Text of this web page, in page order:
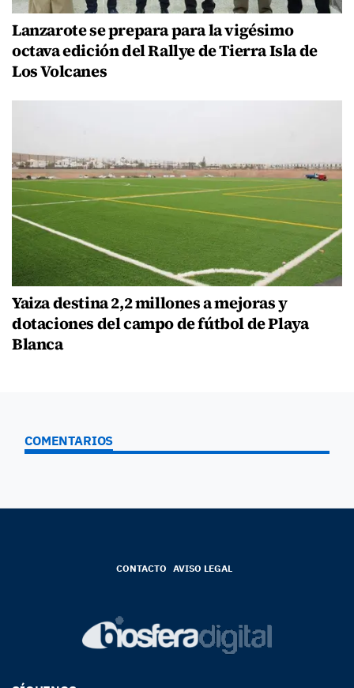
Lanzarote se prepara para la vigésimo
octava edición del Rallye de Tierra Isla de
Los Volcanes
Yaiza destina 2,2 millones a mejoras y
dotaciones del campo de fútbol de Playa
Blanca
COMENTARIOS
CONTACTO AVISO LEGAL